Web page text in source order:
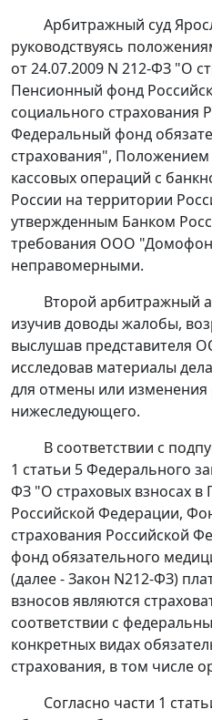
Арбитражный суд
руководствуясь
от 24.07.2009 N 212-ФЗ "О
Пенсионный фонд
социального страхования
Федеральный фонд
страхования",
кассовых операций с
России на территории
утвержденным Банком
требования ООО
неправомерными.
Второй арбитражный
изучив доводы жалобы,
выслушав представителя
исследовав материалы
для отмены или изменения
нижеследующего.
В соответствии с
1 статьи 5Федерального
ФЗ "О страховых взносах
Российской Федерации,
страхования Российской
фонд обязательного
(далее - Закон N212-ФЗ)
взносов являются
соответствии с
конкретных видах
страхования, в том числе
Согласно части 1